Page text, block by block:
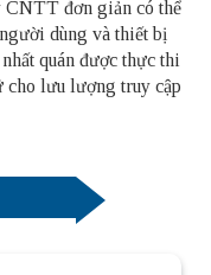
CNTT đơn giản có thể
dùng và thiết bị
quán được thực thi
cho lưu lượng truy cập